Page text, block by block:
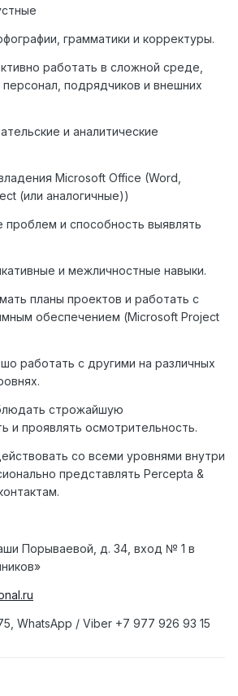
грамматики и корректуры.
работать в сложной среде,
подрядчиков и внешних
и аналитические
Microsoft Office (Word
(или аналогичные))
проблем и способность выявлять
и межличностные навыки.
планы проектов и работать с
обеспечением (Microsoft Project
работать с другими на различных
строжайшую
и проявлять осмотрительность.
со всеми уровнями внутри
представлять Percepta &
Порываевой, д. 34, вход № 1 в
WhatsApp / Viber +7 977 926 93 15